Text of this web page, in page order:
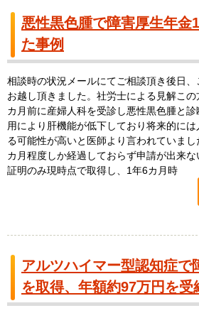
悪性黒色腫で障害厚生年金
た事例
相談時の状況メールにてご相談頂き後日
お越し頂きました。社労士による見解こ
カ月前に産婦人科を受診し悪性黒色腫と
用により肝機能が低下しており将来的に
る可能性が高いと医師より言われていま
カ月程度しか経過しておらず申請が出来
証明のみ現時点で取得し、1年6カ月時
アルツハイマー型認知症で
を取得、年額約97万円を受